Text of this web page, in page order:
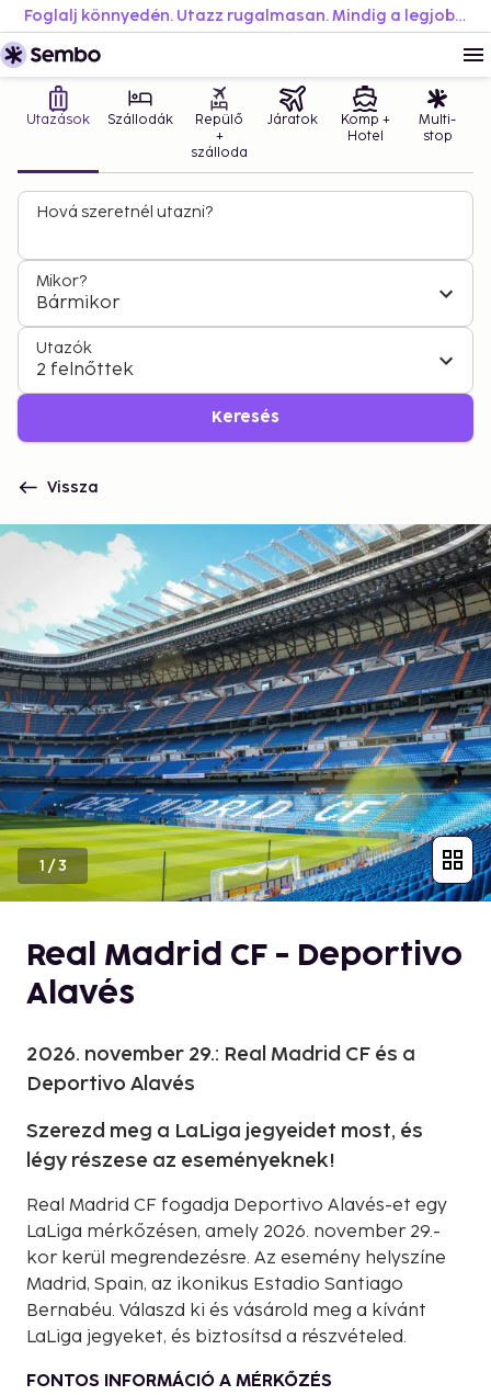
Foglalj könnyedén. Utazz rugalmasan. Mindig a legjobb áron.
Utazások Szállodák
Repülő
+
szálloda
Járatok
Komp +
Hotel
Multi-
stop
Hová szeretnél utazni?
Mikor?
Bármikor
Utazók
2 felnőttek
Keresés
Vissza
1 /3
Real Madrid CF - Deportivo
Alavés
2026. november 29.: Real Madrid CF és a
Deportivo Alavés
Szerezd meg a LaLiga jegyeidet most, és
légy részese az eseményeknek!
Real Madrid CF fogadja Deportivo Alavés-et egy
LaLiga mérkőzésen, amely 2026. november 29.-
kor kerül megrendezésre. Az esemény helyszíne
Madrid, Spain, az ikonikus Estadio Santiago
Bernabéu. Válaszd ki és vásárold meg a kívánt
LaLiga jegyeket, és biztosítsd a részvételed.
FONTOS INFORMÁCIÓ A MÉRKŐZÉS